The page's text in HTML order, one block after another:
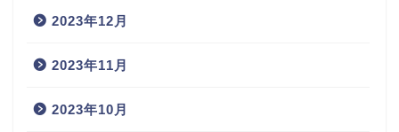
2023年12月
2023年11月
2023年10月